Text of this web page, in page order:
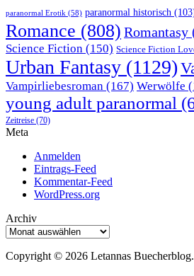
paranormal Erotik (58) paranormal historisch
Romance (808) Romantasy
Science Fiction (150) Science Fiction
Urban Fantasy (1129)
Vampirliebesroman (167) Werwölfe
young adult paranormal
Zeitreise (70)
Meta
Anmelden
Eintrags-Feed
Kommentar-Feed
WordPress.org
Archiv
Archiv
Copyright © 2026 Letannas